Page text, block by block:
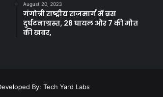
August 20, 2023
गंगोत्री राष्ट्रीय राजमार्ग में बस
दुर्घटनाग्रस्त, 28 घायल और 7 की मौत
की खबर,
By: Tech Yard Labs